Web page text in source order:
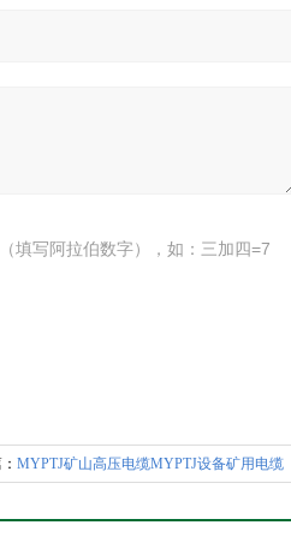
填写阿拉伯数字），如：三加四=7
MYPTJ矿山高压电缆MYPTJ设备矿用电缆